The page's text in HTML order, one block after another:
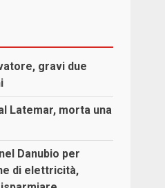
gravi due
Latemar, morta una
Danubio per
di elettricità,